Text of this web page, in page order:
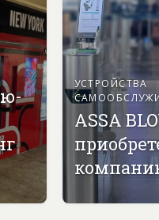
УСТРОЙСТВА
ASSA